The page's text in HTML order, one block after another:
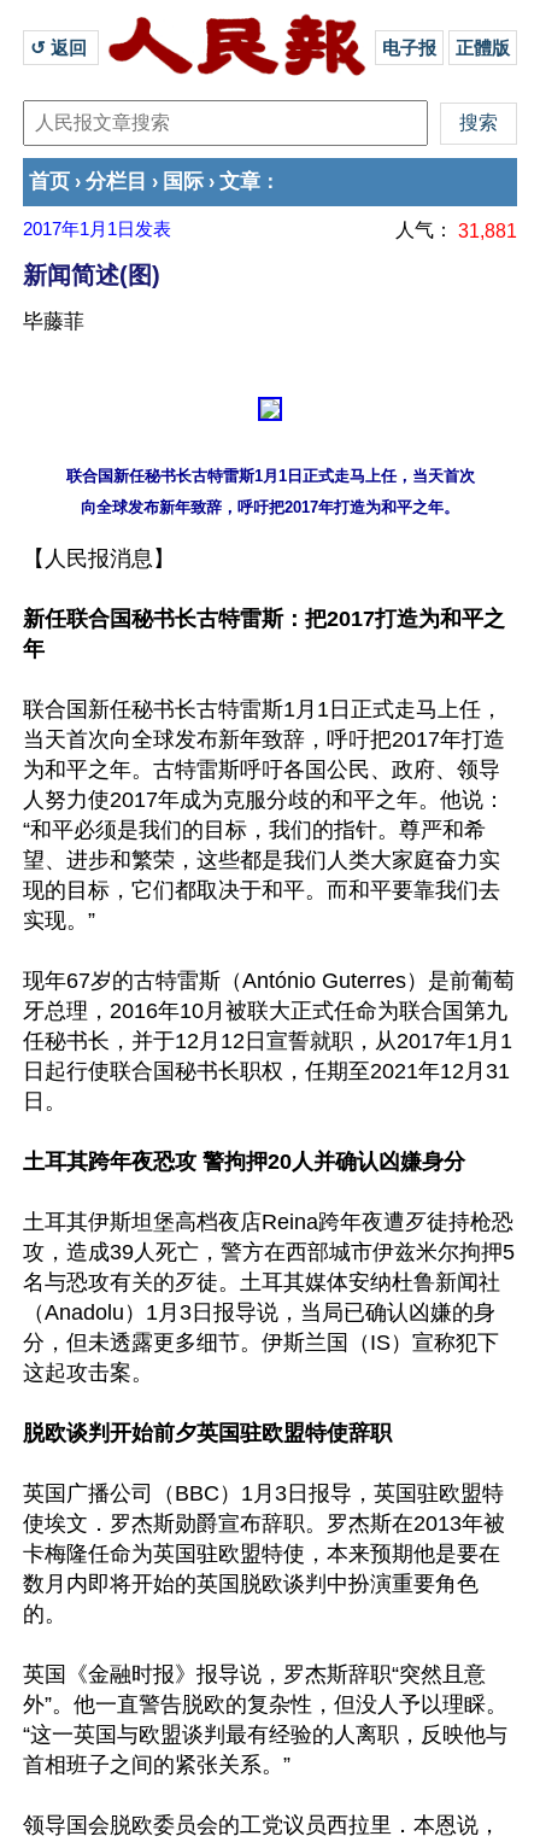
↺ 返回 电子报 正體版
首页 › 分栏目 › 国际 › 文章 ：
2017年1月1日 发表 人气： 31,881
新闻简述(图)
毕藤菲
联合国新任秘书长古特雷斯1月1日正式走马上任，当天首次
【人民报消息】
新任联合国秘书长古特雷斯：把2017打造为和平之
年
联合国新任秘书长古特雷斯1月1日正式走马上任，
当天首次向全球发布新年致辞，呼吁把2017年打造
为和平之年。古特雷斯呼吁各国公民、政府、领导
人努力使2017年成为克服分歧的和平之年。他说：
“和平必须是我们的目标，我们的指针。尊严和希
望、进步和繁荣，这些都是我们人类大家庭奋力实
现的目标，它们都取决于和平。而和平要靠我们去
实现。”
现年67岁的古特雷斯（António Guterres）是前葡萄
牙总理，2016年10月被联大正式任命为联合国第九
任秘书长，并于12月12日宣誓就职，从2017年1月1
日起行使联合国秘书长职权，任期至2021年12月31
日。
土耳其跨年夜恐攻 警拘押20人并确认凶嫌身分
土耳其伊斯坦堡高档夜店Reina跨年夜遭歹徒持枪恐
攻，造成39人死亡，警方在西部城市伊兹米尔拘押5
名与恐攻有关的歹徒。土耳其媒体安纳杜鲁新闻社
（Anadolu）1月3日报导说，当局已确认凶嫌的身
分，但未透露更多细节。伊斯兰国（IS）宣称犯下
这起攻击案。
脱欧谈判开始前夕英国驻欧盟特使辞职
英国广播公司（BBC）1月3日报导，英国驻欧盟特
使埃文．罗杰斯勋爵宣布辞职。罗杰斯在2013年被
卡梅隆任命为英国驻欧盟特使，本来预期他是要在
数月内即将开始的英国脱欧谈判中扮演重要角色
的。
英国《金融时报》报导说，罗杰斯辞职“突然且意
外”。他一直警告脱欧的复杂性，但没人予以理睬。
“这一英国与欧盟谈判最有经验的人离职，反映他与
首相班子之间的紧张关系。”
领导国会脱欧委员会的工党议员西拉里．本恩说，